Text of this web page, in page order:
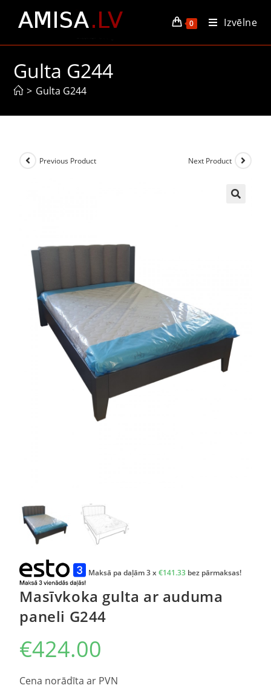
0 Izvēlne
Gulta G244
> Gulta G244
Previous Product Next Product
Maksā pa daļām 3 x€141.33 bez pārmaksas!
Masīvkoka gulta ar auduma
paneli G244
€424.00
Cena norādīta ar PVN